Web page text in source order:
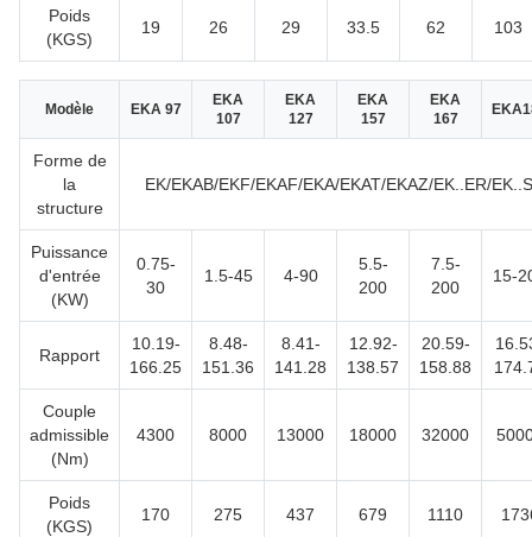
Poids
(KGS)
19 26 29 33.5 62 103
Modèle EKA 97
EKA
107
EKA
127
EKA
157
EKA
167
Forme de
la
structure
EK/EKAB/EKF/EKAF/EKA/EKAT/EKAZ/EK..ER/EK..S
Puissance
d'entrée
(KW)
0.75-
30
1.5-45 4-90
5.5-
200
7.5-
200
15-
Rapport
10.19-
166.25
8.48-
151.36
8.41-
141.28
12.92-
138.57
20.59-
158.88
Couple
admissible
(Nm)
4300 8000 13000 18000 32000
Poids
(KGS)
170 275 437 679 1110